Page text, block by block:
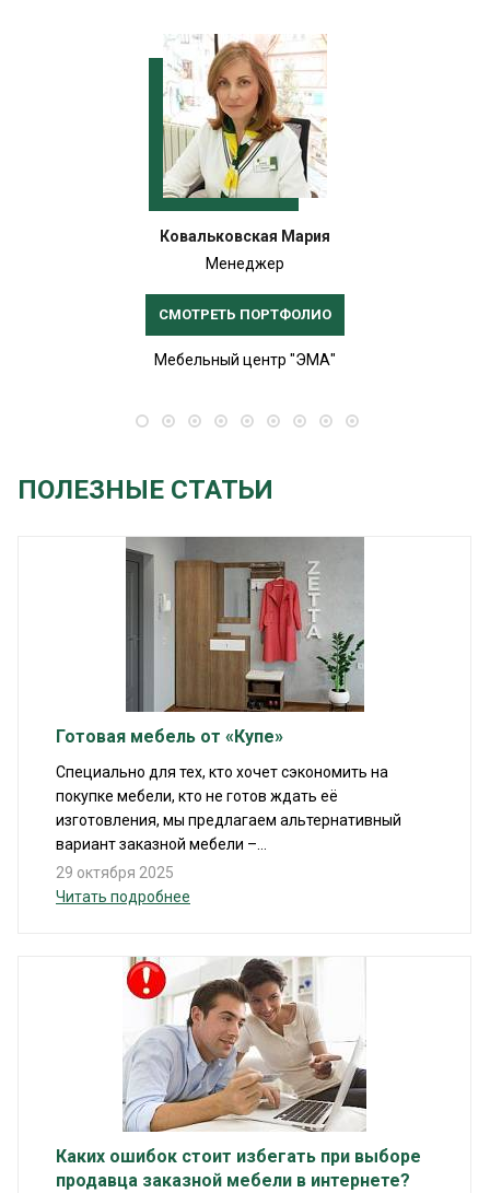
Ковальковская Мария
Менеджер
СМОТРЕТЬ ПОРТФОЛИО
Мебельный центр "ЭМА"
ПОЛЕЗНЫЕ СТАТЬИ
Готовая мебель от «Купе»
Специально для тех, кто хочет сэкономить на
покупке мебели, кто не готов ждать её
изготовления, мы предлагаем альтернативный
вариант заказной мебели –...
29 октября 2025
Читать подробнее
Каких ошибок стоит избегать при выборе
продавца заказной мебели в интернете?